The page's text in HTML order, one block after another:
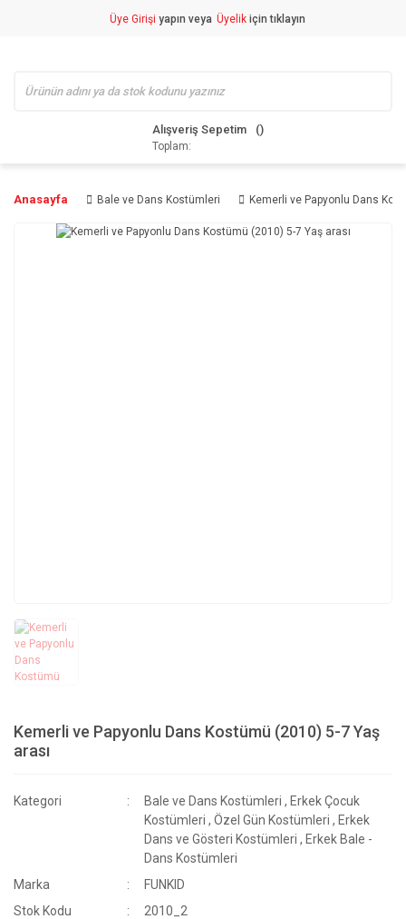
Üye Girişi yapın veya Üyelik için tıklayın
Alışveriş Sepetim
Toplam:
Anasayfa Bale ve Dans Kostümleri Kemerli ve Papyonlu Dans
Kemerli ve Papyonlu Dans Kostümü (2010) 5-7 Yaş
arası
Kategori Bale ve Dans Kostümleri , Erkek Çocuk
Kostümleri ,Özel Gün Kostümleri , Erkek
Dans ve Gösteri Kostümleri , Erkek Bale -
Dans Kostümleri
Marka
FUNKID
Stok Kodu
2010_2